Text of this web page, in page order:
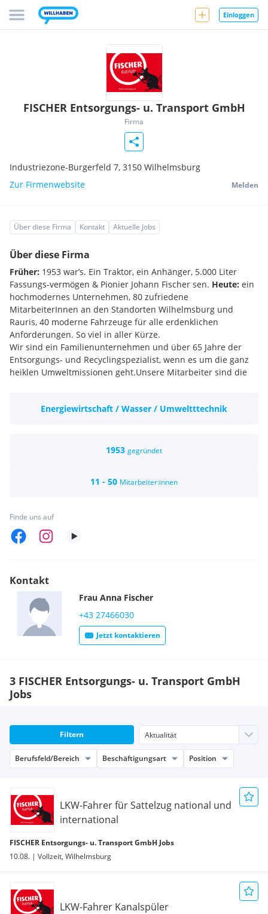
Einloggen
FISCHER Entsorgungs- u. Transport GmbH
Firma
Industriezone-Burgerfeld 7, 3150 Wilhelmsburg
Zur Firmenwebsite
Melden
Über diese Firma Kontakt Aktuelle Jobs
Über diese Firma
Früher: 1953 war’s. Ein Traktor, ein Anhänger, 5.000 Liter
Fassungs-vermögen & Pionier Johann Fischer sen. Heute: ein
hochmodernes Unternehmen, 80 zufriedene
MitarbeiterInnen an den Standorten Wilhelmsburg und
Rauris, 40 moderne Fahrzeuge für alle erdenklichen
Anforderungen. So viel in aller Kürze.
Wir sind ein Familienunternehmen und über 65 Jahre der
Entsorgungs- und Recyclingspezialist, wenn es um die ganz
heiklen Umweltmissionen geht.Unsere Mitarbeiter sind die
unserem Team bitten wir neben viel Abwechslung die
Energiewirtschaft / Wasser / Umweltttechnik
1953 gegründet
11 - 50 Mitarbeiter:innen
Finde uns auf
Kontakt
Frau Anna Fischer
+43 27466030
Jetzt kontaktieren
3 FISCHER Entsorgungs- u. Transport GmbH
Jobs
Filtern
Berufsfeld/Bereich Beschäftigungsart Position
LKW-Fahrer für Sattelzug national und
international
FISCHER Entsorgungs- u. Transport GmbH Jobs
10.08. | Vollzeit, Wilhelmsburg
LKW-Fahrer Kanalspüler